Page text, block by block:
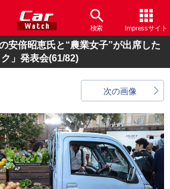
検索 Impressサイト
安倍昭恵氏と“農業女子”が出席した
ク」発表会(61/82)
次の画像